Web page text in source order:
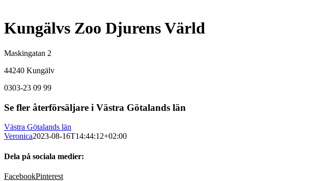
Kungälvs Zoo Djurens Värld
Maskingatan 2
44240 Kungälv
0303-23 09 99
Se fler återförsäljare i Västra Götalands län
Västra Götalands län
Veronica2023-08-16T14:44:12+02:00
Dela på sociala medier:
FacebookPinterest